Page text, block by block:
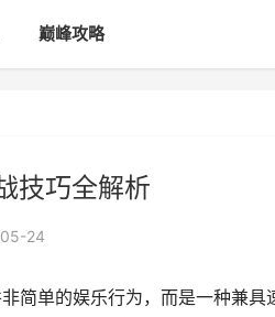
巅峰攻略
技巧全解析
24
简单的娱乐行为，而是一种兼